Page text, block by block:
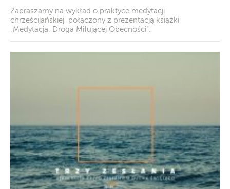
Zapraszamy na wykład o praktyce medytacji
chrześcijańskiej, połączony z prezentacją książki
„Medytacja. Droga Miłującej Obecności”.